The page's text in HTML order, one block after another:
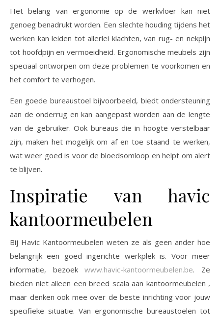
Het belang van ergonomie op de werkvloer kan niet
genoeg benadrukt worden. Een slechte houding tijdens het
werken kan leiden tot allerlei klachten, van rug- en nekpijn
tot hoofdpijn en vermoeidheid. Ergonomische meubels zijn
speciaal ontworpen om deze problemen te voorkomen en
het comfort te verhogen.
Een goede bureaustoel bijvoorbeeld, biedt ondersteuning
aan de onderrug en kan aangepast worden aan de lengte
van de gebruiker. Ook bureaus die in hoogte verstelbaar
zijn, maken het mogelijk om af en toe staand te werken,
wat weer goed is voor de bloedsomloop en helpt om alert
te blijven.
Inspiratie van havic
kantoormeubelen
Bij Havic Kantoormeubelen weten ze als geen ander hoe
belangrijk een goed ingerichte werkplek is. Voor meer
informatie, bezoekwww.havic-kantoormeubelen.be. Ze
bieden niet alleen een breed scala aan kantoormeubelen ,
maar denken ook mee over de beste inrichting voor jouw
specifieke situatie. Van ergonomische bureaustoelen tot